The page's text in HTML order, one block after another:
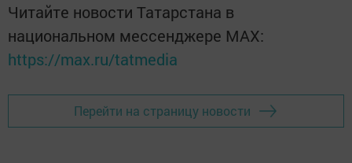
Читайте новости Татарстана в
национальном мессенджере MАХ:
https://max.ru/tatmedia
Перейти на страницу новости